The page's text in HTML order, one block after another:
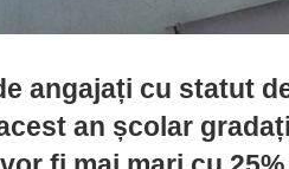
angajați cu statut
an școlar